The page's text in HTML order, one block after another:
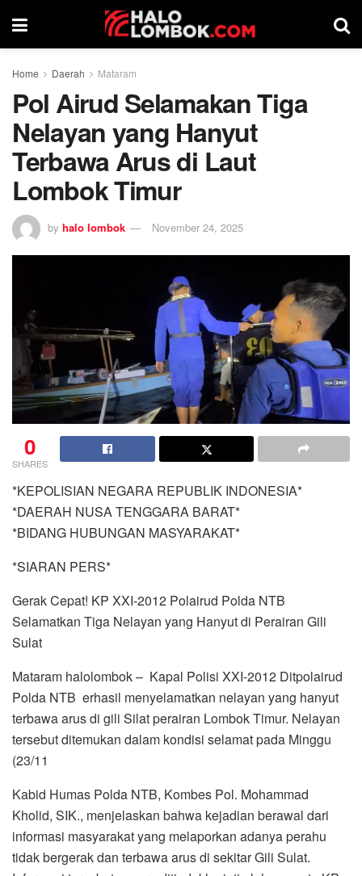
Home Daerah Mataram
Pol Airud Selamakan Tiga
Nelayan yang Hanyut
Terbawa Arus di Laut
Lombok Timur
by halo lombok November 24, 2025
0
SHARES
*KEPOLISIAN NEGARA REPUBLIK INDONESIA*
*DAERAH NUSA TENGGARA BARAT*
*BIDANG HUBUNGAN MASYARAKAT*
*SIARAN PERS*
Gerak Cepat! KP XXI-2012 Polairud Polda NTB
Selamatkan Tiga Nelayan yang Hanyut di Perairan Gili
Sulat
Mataram halolombok – Kapal Polisi XXI-2012 Ditpolairud
Polda NTB erhasil menyelamatkan nelayan yang hanyut
terbawa arus di gili Silat perairan Lombok Timur. Nelayan
tersebut ditemukan dalam kondisi selamat pada Minggu
(23/11
Kabid Humas Polda NTB, Kombes Pol. Mohammad
Kholid, SIK., menjelaskan bahwa kejadian berawal dari
informasi masyarakat yang melaporkan adanya perahu
tidak bergerak dan terbawa arus di sekitar Gili Sulat.